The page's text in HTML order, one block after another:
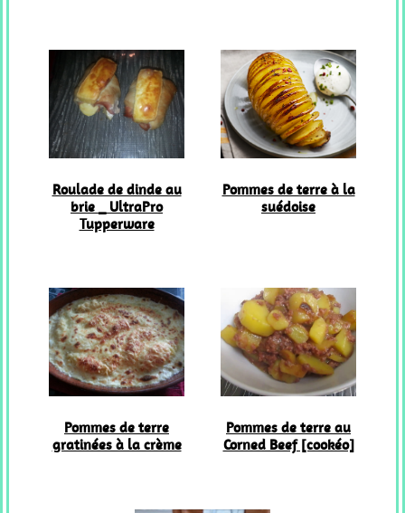
Roulade de dinde au
brie _ UltraPro
Tupperware
Pommes de terre à la
suédoise
Pommes de terre
gratinées à la crème
Pommes de terre au
Corned Beef [cookéo]